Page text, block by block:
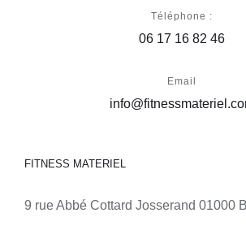
Téléphone :
06 17 16 82 46
Email
FITNESS MATERIEL
9 rue Abbé Cottard Josserand 01000